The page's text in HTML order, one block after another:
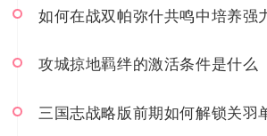
如何在战双帕弥什共鸣中培养强
攻城掠地羁绊的激活条件是什么
三国志战略版前期如何解锁关羽